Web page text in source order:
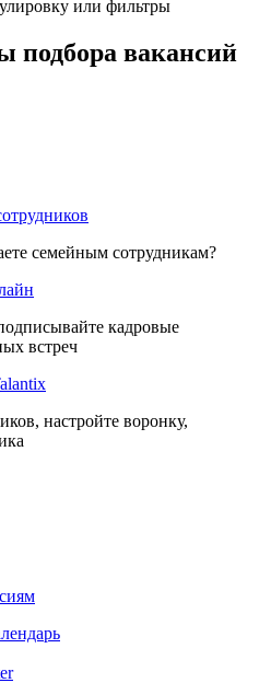
или фильтры
вакансий
семейным сотрудникам?
кадровые
встреч
настройте воронку,